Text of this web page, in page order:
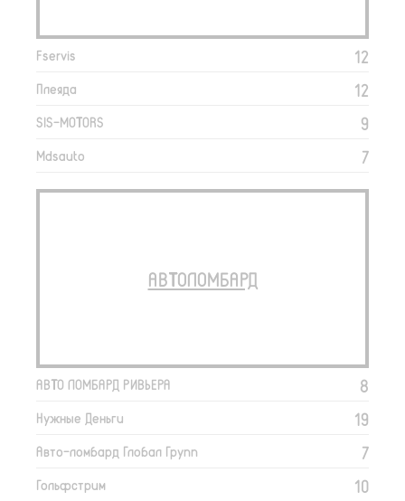
12
Fservis
12
Плеяда
9
SIS-MOTORS
7
Mdsauto
АВТОЛОМБАРД
8
АВТО ЛОМБАРД РИВЬЕРА
19
Нужные Деньги
7
Авто-ломбард Глобал Групп
10
Гольфстрим